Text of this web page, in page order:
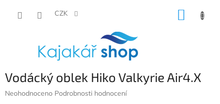
CZK
Vodácký oblek Hiko Valkyrie Air4.X
Průměrné
Neohodnoceno Podrobnosti hodnocení